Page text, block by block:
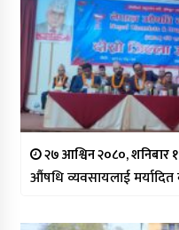
२७ आश्विन २०८०, शनिबार
औंषधि व्यवसायलाई मर्यादित